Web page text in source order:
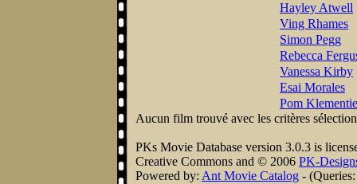
Hayley Atwell
Ving Rhames
Simon Pegg
Rebecca
Vanessa Kirby
Esai Morales
Pom
Aucun film trouvé avec les critères
PKs Movie Database version 3.0.3 is
Creative Commons and © 2006 PK-
Powered by: Ant Movie Catalog -